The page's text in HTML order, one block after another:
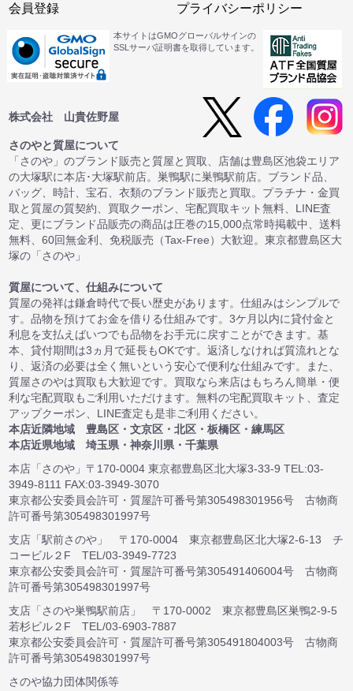
会員登録
プライバシーポリシー
本サイトはGMOグローバルサインの
SSLサーバ証明書を取得しています。
株式会社 山貴佐野屋
さのやと質屋について
「さのや」のブランド販売と質屋と買取、店舗は豊島区池袋エリア
の大塚駅に本店･大塚駅前店。巣鴨駅に巣鴨駅前店。ブランド品、
バッグ、時計、宝石、衣類のブランド販売と買取。プラチナ・金買
取と質屋の質契約、買取クーポン、宅配買取キット無料、LINE査
定、更にブランド品販売の商品は圧巻の15,000点常時掲載中、送料
無料、60回無金利、免税販売（Tax-Free）大歓迎。東京都豊島区大
塚の「さのや」
質屋について、仕組みについて
質屋の発祥は鎌倉時代で長い歴史があります。仕組みはシンプルで
す。品物を預けてお金を借りる仕組みです。3ケ月以内に貸付金と
利息を支払えばいつでも品物をお手元に戻すことができます。基
本、貸付期間は3ヵ月で延長もOKです。返済しなければ質流れとな
り、返済の必要は全く無いという安心で便利な仕組みです。また、
質屋さのやは買取も大歓迎です。買取なら来店はもちろん簡単・便
利な宅配買取もご利用いただけます。無料の宅配買取キット、査定
アップクーポン、LINE査定も是非ご利用ください。
本店近隣地域 豊島区・文京区・北区・板橋区・練馬区
本店近県地域 埼玉県・神奈川県・千葉県
本店「さのや」〒170-0004 東京都豊島区北大塚3-33-9 TEL:03-
3949-8111 FAX:03-3949-3070
東京都公安委員会許可・質屋許可番号第305498301956号 古物商
許可番号第305498301997号
支店「駅前さのや」 〒170-0004 東京都豊島区北大塚2-6-13 チ
コービル２F TEL/03-3949-7723
東京都公安委員会許可・質屋許可番号第305491406004号 古物商
許可番号第305498301997号
支店「さのや巣鴨駅前店」 〒170-0002 東京都豊島区巣鴨2-9-5
若杉ビル２F TEL/03-6903-7887
東京都公安委員会許可・質屋許可番号第305491804003号 古物商
許可番号第305498301997号
さのや協力団体関係等